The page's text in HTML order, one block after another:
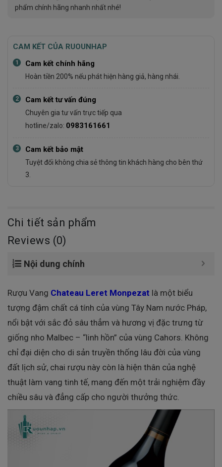
phẩm chính hãng nhanh nhất nhé!
CAM KẾT CỦA RUOUNHAP
1 Cam kết chính hãng
Hoàn tiền 200% nếu phát hiện hàng giả, hàng nhái.
2 Cam kết tư vấn đúng
Chuyên gia tư vấn trực tiếp qua
hotline/zalo: 0983161661
3 Cam kết bảo mật
Tuyệt đối không chia sẻ thông tin khách hàng cho bên thứ
3.
Chi tiết sản phẩm
Reviews (0)
Nội dung chính
Rượu Vang Chateau Leret Monpezat là một biểu
tượng đậm chất cá tính của vùng Tây Nam nước Pháp,
nổi bật với sắc đỏ sâu thẳm và hương vị đặc trưng từ
giống nho Malbec – “linh hồn” của vùng Cahors. Không
chỉ đại diện cho di sản truyền thống lâu đời của vùng
đất lịch sử, chai rượu này còn là hiện thân của nghệ
thuật làm vang tinh tế, mang đến một trải nghiệm đầy
chiều sâu và đẳng cấp cho người thưởng thức.